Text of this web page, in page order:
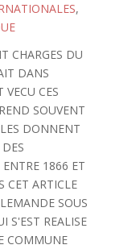
,
CHARGES DU
DANS
CES
SOUVENT
DONNENT
1866 ET
CET ARTICLE
SOUS
S'EST REALISE
COMMUNE